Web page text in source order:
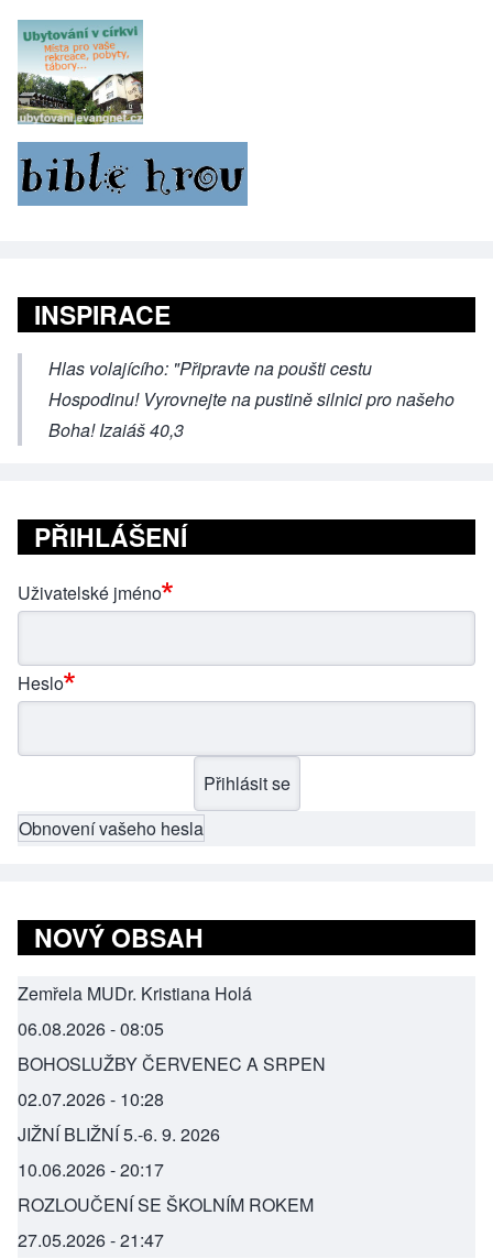
INSPIRACE
Hlas volajícího: "Připravte na poušti cestu
Hospodinu! Vyrovnejte na pustině silnici pro našeho
Boha! Izaiáš 40,3
PŘIHLÁŠENÍ
Uživatelské jméno
Heslo
Obnovení vašeho hesla
NOVÝ OBSAH
Zemřela MUDr. Kristiana Holá
06.08.2026 - 08:05
BOHOSLUŽBY ČERVENEC A SRPEN
02.07.2026 - 10:28
JIŽNÍ BLIŽNÍ 5.-6. 9. 2026
10.06.2026 - 20:17
ROZLOUČENÍ SE ŠKOLNÍM ROKEM
27.05.2026 - 21:47